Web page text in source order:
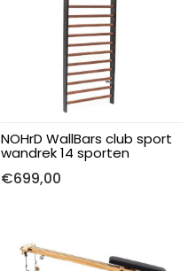
NOHrD WallBars club sport
wandrek 14 sporten
€699,00